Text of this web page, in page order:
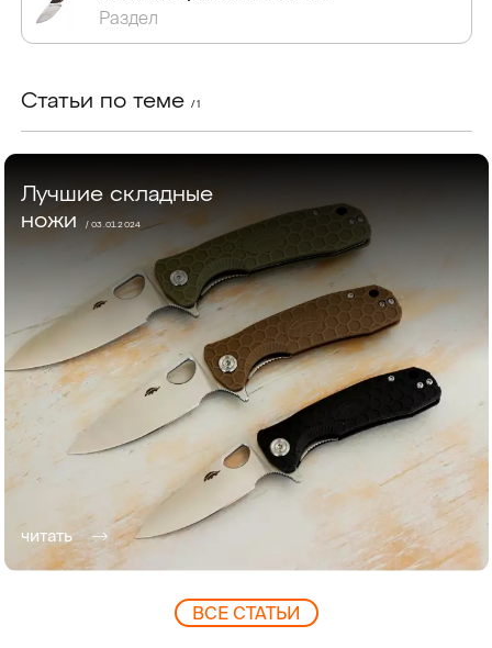
Раздел
Статьи по теме / 1
Лучшие складные
ножи
/ 03.01.2024
читать
ВCЕ СТАТЬИ